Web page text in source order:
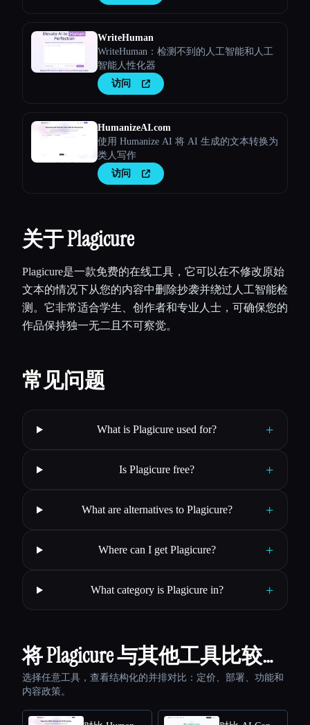
WriteHuman
WriteHuman：检测不到的人工智能和人工
智能人性化器
访问
HumanizeAI.com
使用 Humanize AI 将 AI 生成的文本转换为
类人写作
访问
关于 Plagicure
Plagicure是一款免费的在线工具，它可以在不修改原始
文本的情况下从您的内容中删除抄袭并绕过人工智能检
测。它非常适合学生、创作者和专业人士，可确保您的
作品保持独一无二且不可察觉。
常见问题
What is Plagicure used for? +
Is Plagicure free? +
What are alternatives to Plagicure? +
Where can I get Plagicure? +
What category is Plagicure in? +
将 Plagicure 与其他工具比较…
选择任意工具，查看结构化的并排对比：定价、部署、功能和
内容政策。